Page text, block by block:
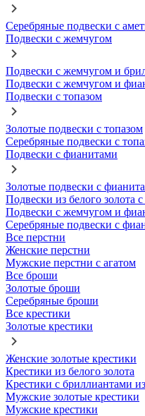
Серебряные подвески с
Подвески с жемчугом
Подвески с жемчугом и
Подвески с жемчугом и
Подвески с топазом
Золотые подвески с топазом
Серебряные подвески с
Подвески с фианитами
Золотые подвески с
Подвески из белого золота
Подвески с жемчугом и
Серебряные подвески с
Все перстни
Женские перстни
Мужские перстни с агатом
Все броши
Золотые броши
Серебряные броши
Все крестики
Золотые крестики
Женские золотые крестики
Крестики из белого золота
Крестики с бриллиантами
Мужские золотые крестики
Мужские крестики